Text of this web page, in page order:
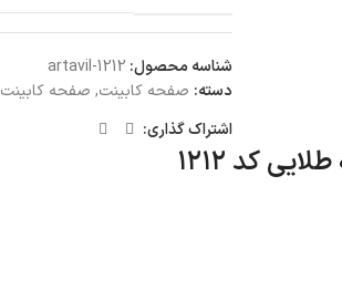
شناسه محصول: artavil-1212
دسته: صفحه کابینت, صفحه کابینت MDF
اشتراک گذاری: